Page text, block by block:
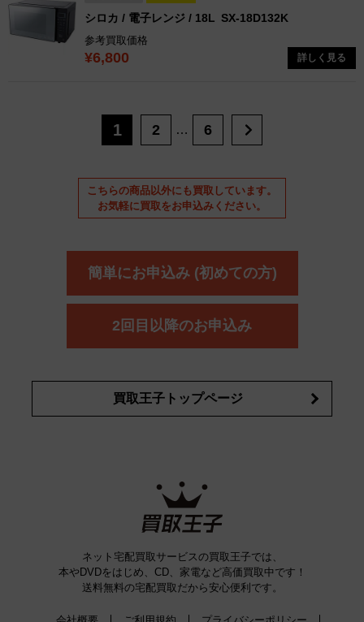
シロカ / 電子レンジ / 18L SX-18D132K
参考買取価格
¥6,800 詳しく見る
1 2 … 6
こちらの商品以外にも買取しています。
お気軽に買取をお申込みください。
簡単にお申込み (初めての方)
2回目以降のお申込み
買取王子トップページ
ネット宅配買取サービスの買取王子では、
本やDVDをはじめ、CD、家電など高価買取中です！
送料無料の宅配買取だから安心便利です。